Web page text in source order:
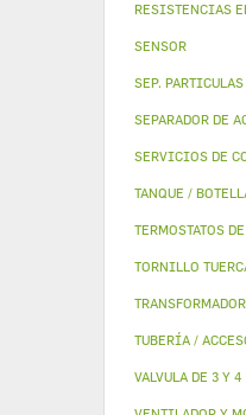
RESISTENCIAS
SENSOR
SEP.
SEPARADOR DE
SERVICIOS DE
TANQUE /
TERMOSTATOS
TORNILLO
TRANSFORMADOR
TUBERÍA /
VALVULA DE 3 Y